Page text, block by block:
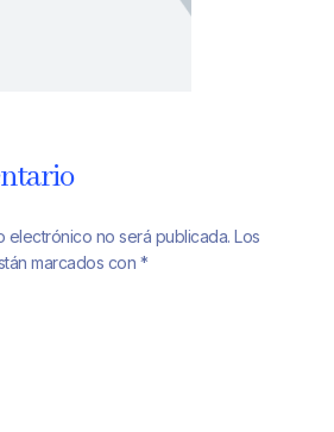
no será publicada. Los
marcados con *